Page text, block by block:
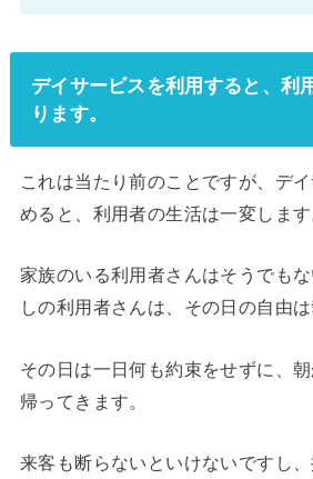
デイサービスを利用すると、利
ります。
これは当たり前のことですが、デ
めると、利用者の生活は一変します
家族のいる利用者さんはそうでも
しの利用者さんは、その日の自由は
その日は一日何も約束をせずに、
帰ってきます。
来客も断らないといけないですし